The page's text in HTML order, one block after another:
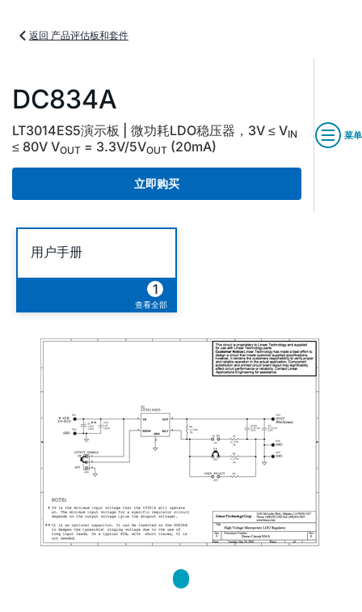
返回 产品评估板和套件
DC834A
LT3014ES5演示板 | 微功耗LDO稳压器，3V ≤ VIN
≤ 80V VOUT = 3.3V/5VOUT (20mA)
立即购买
菜单
用户手册
1
查看全部